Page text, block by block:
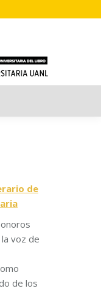
de
voz de
de los